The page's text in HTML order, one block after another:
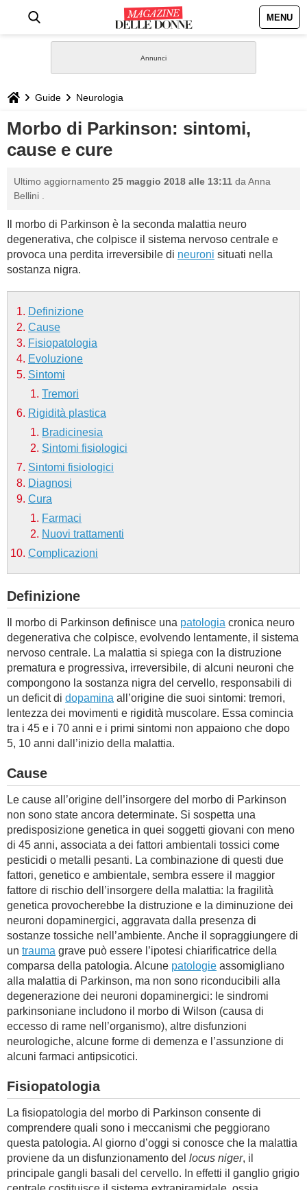
MENU
STILE
BIOGRAFIE
DEFINIZIONI
GASTRONOMIA
CAPELLI
BAMBINO
DIETA
FORUM
Guide Neurologia
Morbo di Parkinson: sintomi,
cause e cure
Ultimo aggiornamento 25 maggio 2018 alle 13:11 da Anna
Bellini
Il morbo di Parkinson è la seconda malattia neuro
degenerativa, che colpisce il sistema nervoso centrale e
provoca una perdita irreversibile di neuroni situati nella
sostanza nigra.
Definizione
Cause
Fisiopatologia
Evoluzione
Sintomi
Tremori
Rigidità plastica
Bradicinesia
Sintomi fisiologici
Sintomi fisiologici
Diagnosi
Cura
Farmaci
Nuovi trattamenti
Complicazioni
Definizione
Il morbo di Parkinson definisce una patologia cronica neuro
degenerativa che colpisce, evolvendo lentamente, il sistema
nervoso centrale. La malattia si spiega con la distruzione
prematura e progressiva, irreversibile, di alcuni neuroni che
compongono la sostanza nigra del cervello, responsabili di
un deficit di dopamina all’origine die suoi sintomi: tremori,
lentezza dei movimenti e rigidità muscolare. Essa comincia
tra i 45 e i 70 anni e i primi sintomi non appaiono che dopo
5, 10 anni dall’inizio della malattia.
Cause
Le cause all’origine dell’insorgere del morbo di Parkinson
non sono state ancora determinate. Si sospetta una
predisposizione genetica in quei soggetti giovani con meno
di 45 anni, associata a dei fattori ambientali tossici come
pesticidi o metalli pesanti. La combinazione di questi due
fattori, genetico e ambientale, sembra essere il maggior
fattore di rischio dell’insorgere della malattia: la fragilità
genetica provocherebbe la distruzione e la diminuzione dei
neuroni dopaminergici, aggravata dalla presenza di
sostanze tossiche nell’ambiente. Anche il sopraggiungere di
un trauma grave può essere l’ipotesi chiarificatrice della
comparsa della patologia. Alcune patologie assomigliano
alla malattia di Parkinson, ma non sono riconducibili alla
degenerazione dei neuroni dopaminergici: le sindromi
parkinsoniane includono il morbo di Wilson (causa di
eccesso di rame nell’organismo), altre disfunzioni
neurologiche, alcune forme di demenza e l’assunzione di
alcuni farmaci antipsicotici.
Fisiopatologia
La fisiopatologia del morbo di Parkinson consente di
comprendere quali sono i meccanismi che peggiorano
questa patologia. Al giorno d’oggi si conosce che la malattia
proviene da un disfunzionamento del locus niger, il
principale gangli basali del cervello. In effetti il ganglio grigio